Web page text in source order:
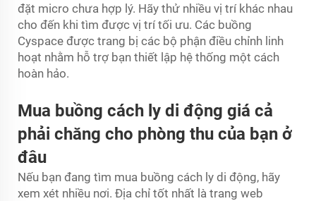
đặt micro chưa hợp lý. Hãy thử nhiều vị trí khác nhau
cho đến khi tìm được vị trí tối ưu. Các buồng
Cyspace được trang bị các bộ phận điều chỉnh linh
hoạt nhằm hỗ trợ bạn thiết lập hệ thống một cách
hoàn hảo.
Mua buồng cách ly di động giá cả
phải chăng cho phòng thu của bạn ở
đâu
Nếu bạn đang tìm mua buồng cách ly di động, hãy
xem xét nhiều nơi. Địa chỉ tốt nhất là trang web